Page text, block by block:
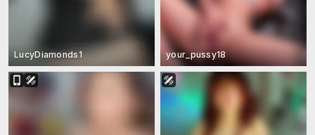
LucyDiamonds1 your_pussy18